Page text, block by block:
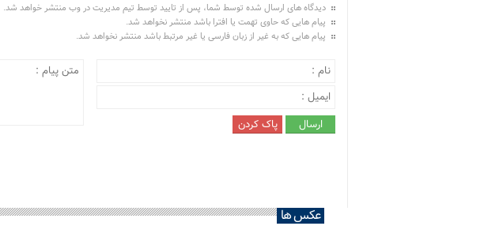
دیدگاه های ارسال شده توسط شما، پس از تایید توسط تیم مدیریت در وب منتشر خواهد شد.
پیام هایی که حاوی تهمت یا افترا باشد منتشر نخواهد شد.
پیام هایی که به غیر از زبان فارسی یا غیر مرتبط باشد منتشر نخواهد شد.
عکس ها